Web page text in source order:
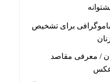
برای تشخیص
/ معرفی مقاصد
عکس